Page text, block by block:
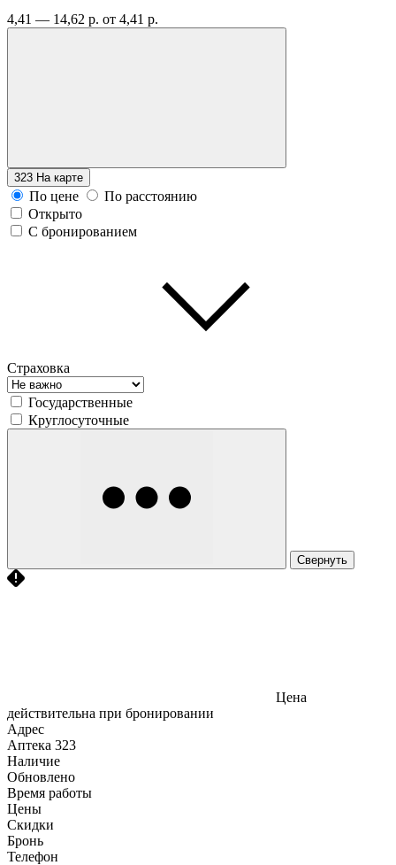
4,41 — 14,62 р. от 4,41 р.
323 На карте
По цене
По расстоянию
Открыто
С бронированием
Страховка
Государственные
Круглосуточные
Свернуть
Цена
действительна при бронировании
Адрес
Аптека 323
Наличие
Обновлено
Время работы
Цены
Скидки
Бронь
Телефон